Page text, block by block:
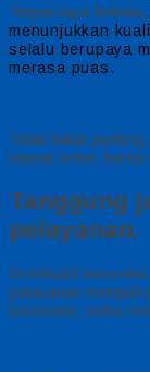
Terpercaya Bekasi,
menunjukkan
selalu berupaya
merasa puas.
Tidak kalah
repeat order, hal
Tanggung
pelayanan.
Di industri
pelayanan menjadi
konsisten, serta